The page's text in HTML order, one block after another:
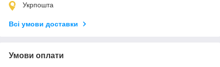
Укрпошта
Всі умови доставки
Умови оплати